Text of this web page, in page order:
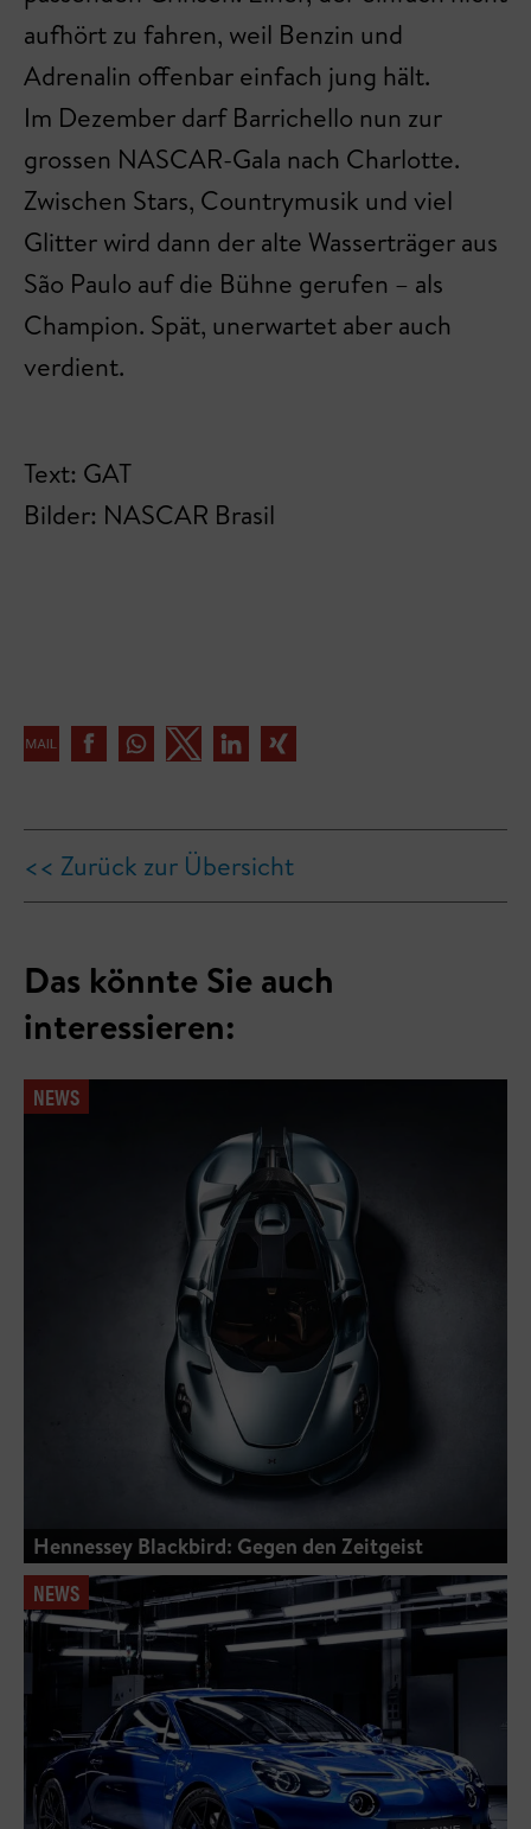
aufhört zu fahren, weil Benzin und
Adrenalin offenbar einfach jung hält.
Im Dezember darf Barrichello nun zur
grossen NASCAR-Gala nach Charlotte.
Zwischen Stars, Countrymusik und viel
Glitter wird dann der alte Wasserträger aus
São Paulo auf die Bühne gerufen – als
Champion. Spät, unerwartet aber auch
verdient.
Text: GAT
Bilder: NASCAR Brasil
<< Zurück zur Übersicht
Das könnte Sie auch
interessieren:
NEWS
Hennessey Blackbird: Gegen den Zeitgeist
NEWS